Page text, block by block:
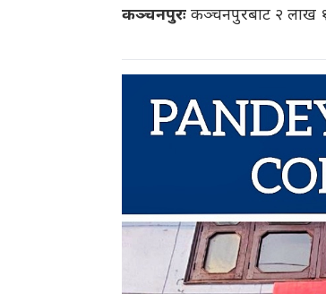
कञ्चनपुरःकञ्चनपुरबाट २ लाख